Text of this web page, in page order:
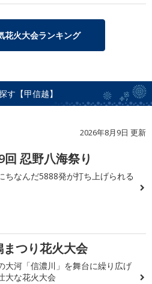
花火大会ランキング
す【甲信越】
2026年8月9日 更新
回 忍野八海祭り
ちなんだ5888発が打ち上げられる
まつり花火大会
大河「信濃川」を舞台に繰り広げ
大な花火大会